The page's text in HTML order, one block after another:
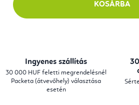
KOSÁRBA
Ingyenes szállítás
30 000 HUF feletti megrendelésnél
Packeta (átvevőhely) választása
esetén